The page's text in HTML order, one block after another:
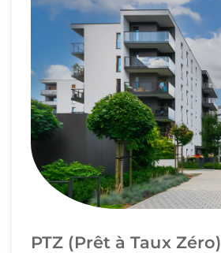
PTZ (Prêt à Taux Zéro)